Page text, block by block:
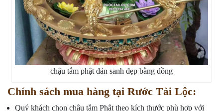
chậu tắm phật đản sanh đẹp bằng đồng
Chính sách mua hàng tại Rước Tài Lộc:
Quý khách chọn chậu tắm Phật theo kích thước phù hợp với